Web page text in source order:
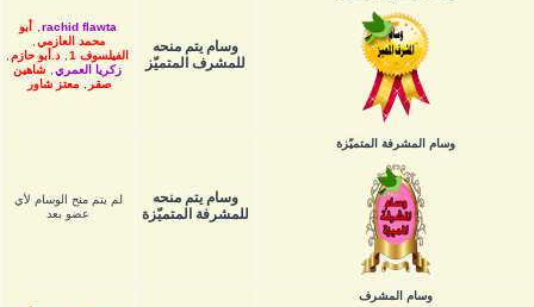
وسام يتم منحه
للمشرف المتميّز
rachid flawta
أبو
محمد العازمي
الفيلسوف 1
د.أبو حازم
زكريا العمري
شاهين
صقر
معتز شاور
وسام المشرفة المتميّزة
وسام يتم منحه
للمشرفة المتميّزة
لم يتم منح الوسام لأي
عضو بعد
وسام المشرف